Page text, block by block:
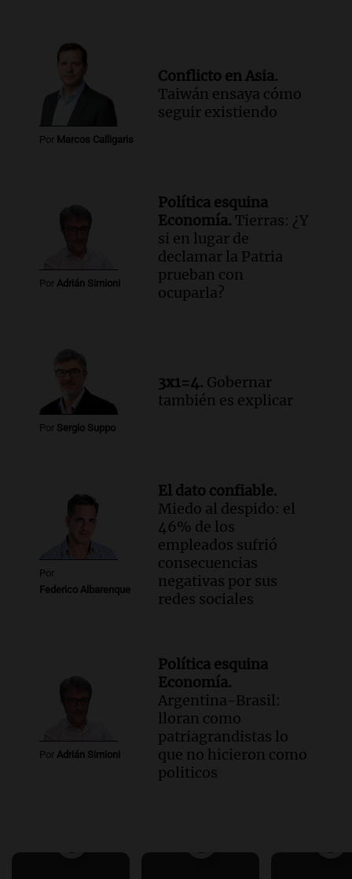
Episodios
Audio.
La marcha de gremios y
organizaciones sociales por San
Cayetano avanza hacia el Monumento
Noticias Rosario
Episodios
Por Marcos Calligaris
Conflicto en Asia.
Taiwán ensaya cómo
seguir existiendo
Por Adrián Simioni
Política esquina
Economía. Tierras: ¿Y
si en lugar de
declamar la Patria
prueban con
ocuparla?
Por Sergio Suppo
3x1=4. Gobernar
también es explicar
Por
Federico Albarenque
El dato confiable.
Miedo al despido: el
46% de los
empleados sufrió
consecuencias
negativas por sus
redes sociales
Por Adrián Simioni
Política esquina
Economía.
Argentina-Brasil:
lloran como
patriagrandistas lo
que no hicieron como
politicos